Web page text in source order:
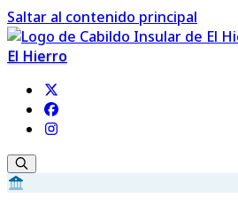
Saltar al contenido principal
El Hierro